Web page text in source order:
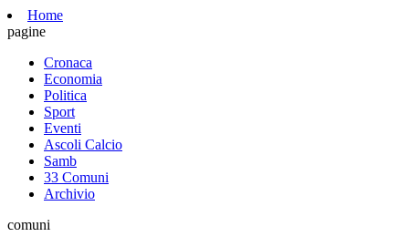
Home
pagine
Cronaca
Economia
Politica
Sport
Eventi
Ascoli Calcio
Samb
33 Comuni
Archivio
comuni